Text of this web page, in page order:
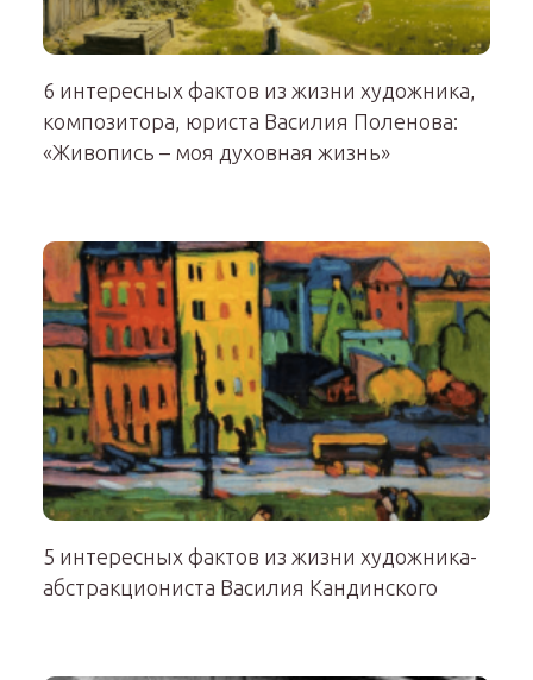
6 интересных фактов из жизни художника,
композитора, юриста Василия Поленова:
«Живопись – моя духовная жизнь»
5 интересных фактов из жизни художника-
абстракциониста Василия Кандинского